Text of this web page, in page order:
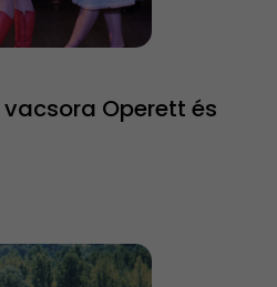
Operett és